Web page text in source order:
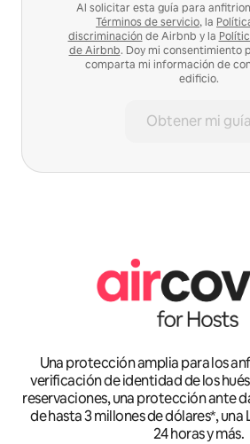
Al solicitar esta guía para
Términos de servicio, la
discriminación de Airbnb y la
de Airbnb. Doy mi consentimiento
comparta mi información de
edificio.
Obtener mi guía
Una protección amplia para los
verificación de identidad de los
reservaciones, una protección ante
de hasta 3 millones de dólares*,
24 horas y más.